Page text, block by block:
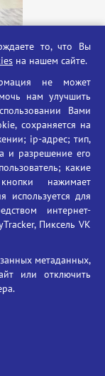
Ю.Н.
народа
и Год защитника
для молодого
Великой
Гусевым
Закончил школу №
немцы, ему было
Был пехотинцем-
Награждён
то, что Вы
на нашем сайте.
не может
нам улучшить
Вами
сохраняется на
ip-адрес; тип,
и разрешение его
какие
нажимает
используется для
интернет-
Пиксель VK
метаданных,
или отключить